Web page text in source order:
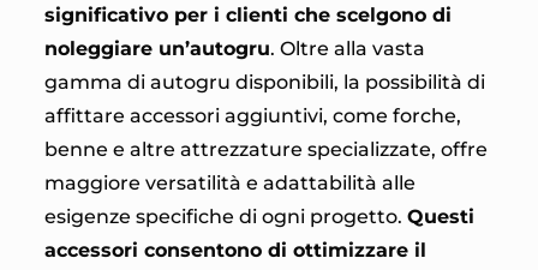
significativo per i clienti che scelgono di
noleggiare un’autogru. Oltre alla vasta
gamma di autogru disponibili, la possibilità di
affittare accessori aggiuntivi, come forche,
benne e altre attrezzature specializzate, offre
maggiore versatilità e adattabilità alle
esigenze specifiche di ogni progetto. Questi
accessori consentono di ottimizzare il